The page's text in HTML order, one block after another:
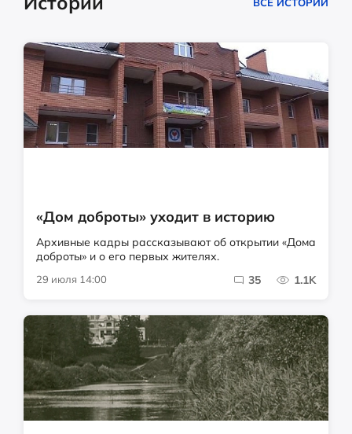
«Дом доброты» уходит в историю
Архивные кадры рассказывают об открытии «Дома
доброты» и о его первых жителях.
29 июля 14:00 35 1.1K